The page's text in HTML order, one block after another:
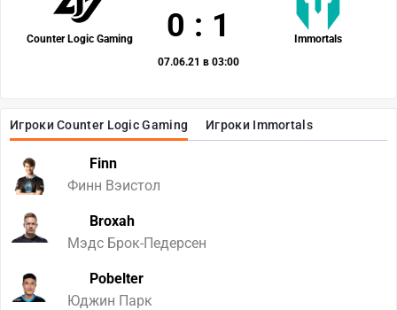
Игроки Counter Logic Gaming Игроки Immortals
Finn
Финн Вэистол
Broxah
Мэдс Брок-Педерсен
Pobelter
Юджин Парк
Counter Logic Gaming Immortals
0 : 1
07.06.21 в 03:00